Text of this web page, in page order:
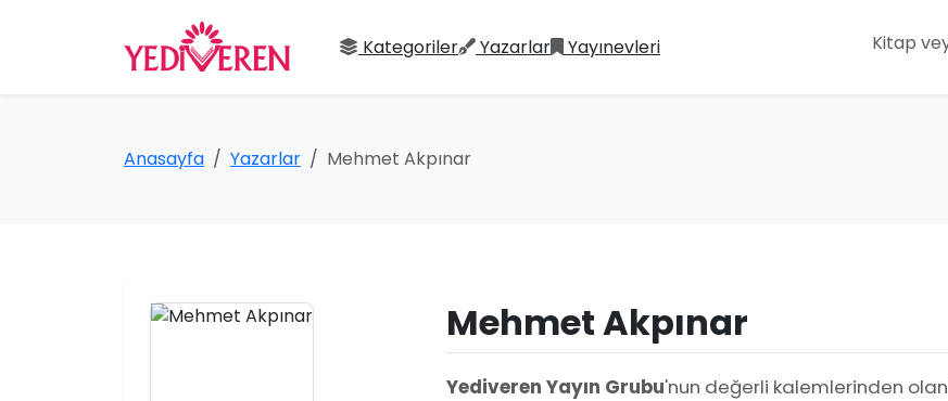
Kategoriler Yazarlar Yayınevleri
Anasayfa Yazarlar Mehmet Akpınar
Mehmet Akpınar
Yediveren Yayın Grubu'nun değerli kalemlerinden olan